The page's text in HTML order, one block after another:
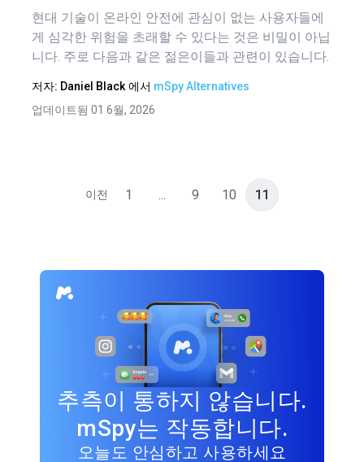
현대 기술이 온라인 안전에 관심이 없는 사용자들에
게 심각한 위험을 초래할 수 있다는 것은 비밀이 아닙
니다. 주로 다음과 같은 젊은이들과 관련이 있습니다.
저자: Daniel Black 에서 mSpy Alternatives
업데이트됨 01 6월, 2026
이전 1 ... 9 10 11
추측이 통하지 않습니다.
mSpy는 작동합니다.
오늘도 안심하고 사용하세요